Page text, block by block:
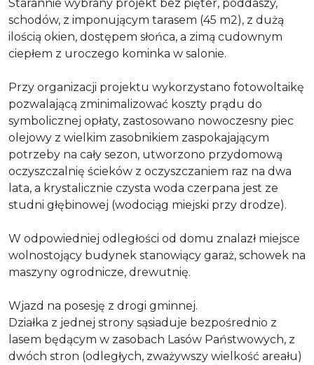
Starannie wybrany projekt bez pięter, poddaszy,
schodów, z imponującym tarasem (45 m2), z dużą
ilością okien, dostępem słońca, a zimą cudownym
ciepłem z uroczego kominka w salonie.
Przy organizacji projektu wykorzystano fotowoltaikę
pozwalającą zminimalizować koszty prądu do
symbolicznej opłaty, zastosowano nowoczesny piec
olejowy z wielkim zasobnikiem zaspokajającym
potrzeby na cały sezon, utworzono przydomową
oczyszczalnię ścieków z oczyszczaniem raz na dwa
lata, a krystalicznie czysta woda czerpana jest ze
studni głębinowej (wodociąg miejski przy drodze).
W odpowiedniej odległości od domu znalazł miejsce
wolnostojący budynek stanowiący garaż, schowek na
maszyny ogrodnicze, drewutnię.
Wjazd na posesję z drogi gminnej.
Działka z jednej strony sąsiaduje bezpośrednio z
lasem będącym w zasobach Lasów Państwowych, z
dwóch stron (odległych, zważywszy wielkość areału)